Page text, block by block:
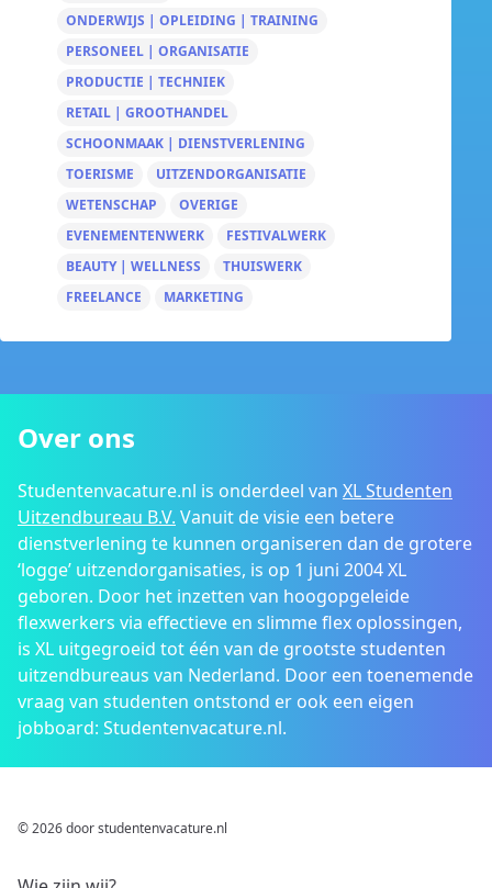
ONDERWIJS | OPLEIDING | TRAINING
PERSONEEL | ORGANISATIE
PRODUCTIE | TECHNIEK
RETAIL | GROOTHANDEL
SCHOONMAAK | DIENSTVERLENING
TOERISME
UITZENDORGANISATIE
WETENSCHAP
OVERIGE
EVENEMENTENWERK
FESTIVALWERK
BEAUTY | WELLNESS
THUISWERK
FREELANCE
MARKETING
Over ons
Studentenvacature.nl is onderdeel van XL Studenten
Uitzendbureau B.V. Vanuit de visie een betere
dienstverlening te kunnen organiseren dan de grotere
‘logge’ uitzendorganisaties, is op 1 juni 2004 XL
geboren. Door het inzetten van hoogopgeleide
flexwerkers via effectieve en slimme flex oplossingen,
is XL uitgegroeid tot één van de grootste studenten
uitzendbureaus van Nederland. Door een toenemende
vraag van studenten ontstond er ook een eigen
jobboard: Studentenvacature.nl.
© 2026 door studentenvacature.nl